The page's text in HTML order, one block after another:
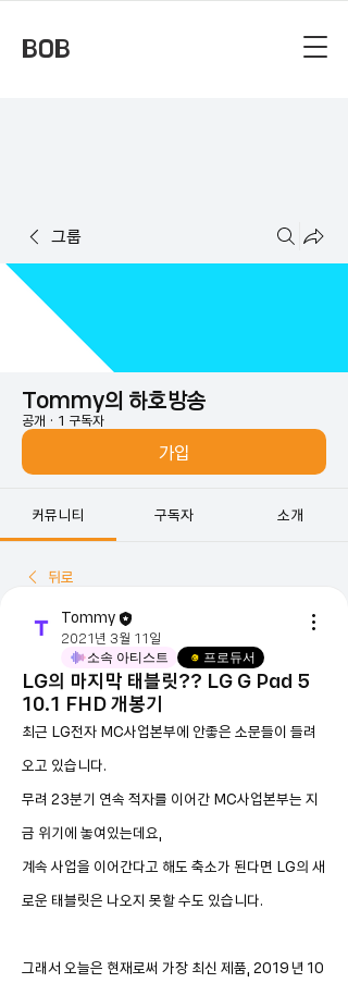
BOB
그룹
Tommy의 하호방송
공개 · 1 구독자
가입
커뮤니티 구독자 소개
뒤로
Tommy
2021년 3월 11일
소속 아티스트 프로듀서
LG의 마지막 태블릿?? LG G Pad 5
10.1 FHD 개봉기
최근 LG전자 MC사업본부에 안좋은 소문들이 들려
오고 있습니다.
무려 23분기 연속 적자를 이어간 MC사업본부는 지
금 위기에 놓여있는데요,
계속 사업을 이어간다고 해도 축소가 된다면 LG의 새
로운 태블릿은 나오지 못할 수도 있습니다.
그래서 오늘은 현재로써 가장 최신 제품, 2019년 10